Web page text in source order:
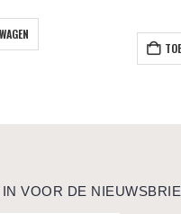
VOOR DE